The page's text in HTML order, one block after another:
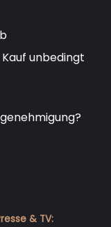
unbedingt
& TV: